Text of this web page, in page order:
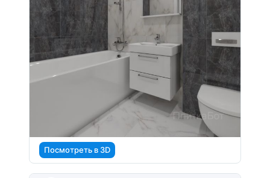
Посмотреть в 3D